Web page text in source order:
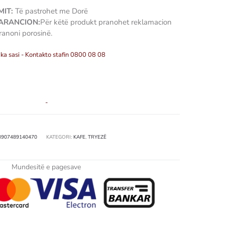
Të pastrohet me Dorë
Për këtë produkt pranohet reklamacion
porosinë.
sasi - Kontakto stafin 0800 08 08
-
KATEGORI: KAFE, TRYEZË
Mundesitë e pagesave